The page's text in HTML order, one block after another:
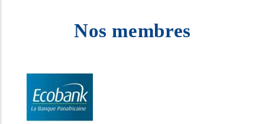
Nos membres